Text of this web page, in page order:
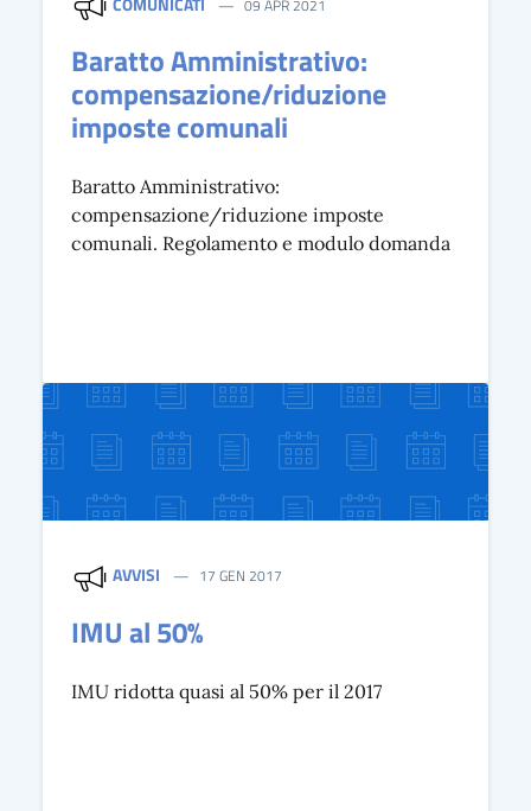
09 APR 2021
Baratto Amministrativo:
compensazione/riduzione
imposte comunali
Baratto Amministrativo:
compensazione/riduzione imposte
comunali. Regolamento e modulo domanda
AVVISI 17 GEN 2017
IMU al 50%
IMU ridotta quasi al 50% per il 2017